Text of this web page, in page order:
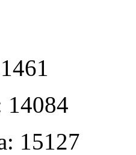
14084
15127